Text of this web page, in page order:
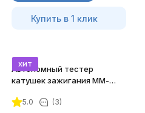
Купить в 1 клик
хит
Автономный тестер
катушек зажигания ММ-
комплект)
5.0 (3)